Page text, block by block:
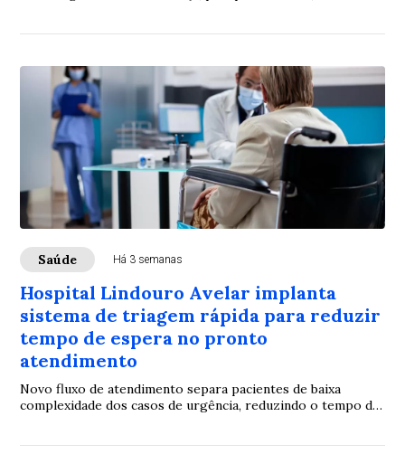
Saúde Há 3 semanas
Hospital Lindouro Avelar implanta
sistema de triagem rápida para reduzir
tempo de espera no pronto
atendimento
Novo fluxo de atendimento separa pacientes de baixa
complexidade dos casos de urgência, reduzindo o tempo de